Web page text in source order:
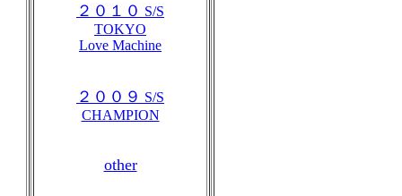
２０１０ S/S
TOKYO
Love Machine
２００９ S/S
CHAMPION
other